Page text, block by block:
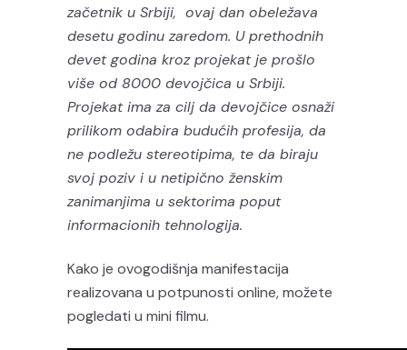
začetnik u Srbiji, ovaj dan obeležava
desetu godinu zaredom. U prethodnih
devet godina kroz projekat je prošlo
više od 8000 devojčica u Srbiji.
Projekat ima za cilj da devojčice osnaži
prilikom odabira budućih profesija, da
ne podležu stereotipima, te da biraju
svoj poziv i u netipično ženskim
zanimanjima u sektorima poput
informacionih tehnologija.
Kako je ovogodišnja manifestacija
realizovana u potpunosti online, možete
pogledati u mini filmu.